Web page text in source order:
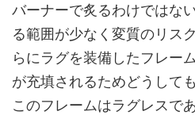
バーナーで炙るわけではな
る範囲が少なく変質のリス
らにラグを装備したフレー
が充填されるためどうして
このフレームはラグレスで